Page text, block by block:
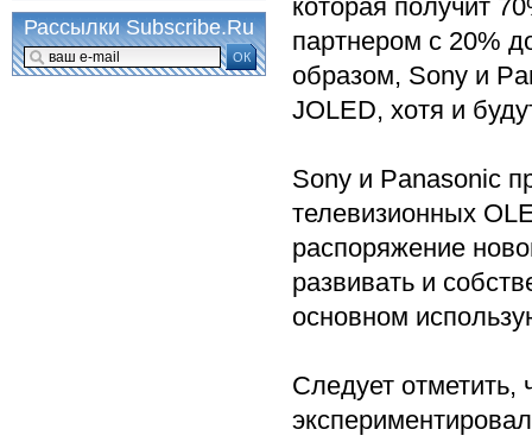
которая получит
партнером с 20%
образом, Sony и
JOLED, хотя и
Sony и Panasonic
телевизионных
распоряжение
развивать и
основном
Следует отметить,
Рассылки Subscribe.Ru
ОК